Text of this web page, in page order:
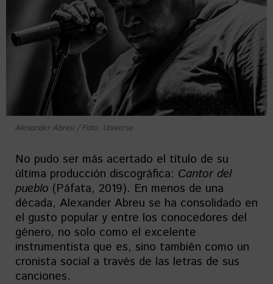
Alexander Abreu / Foto: Universe
No pudo ser más acertado el título de su
última producción discográfica: Cantor del
pueblo (Páfata, 2019). En menos de una
década, Alexander Abreu se ha consolidado en
el gusto popular y entre los conocedores del
género, no solo como el excelente
instrumentista que es, sino también como un
cronista social a través de las letras de sus
canciones.